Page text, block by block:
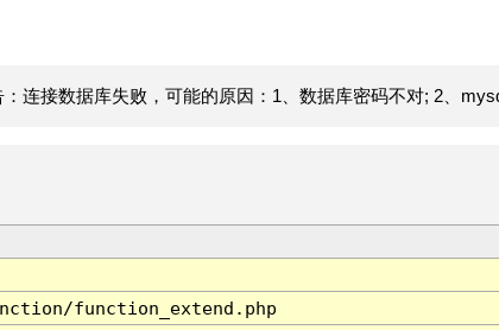
连接数据库失败，可能的原因：1、数据库密码不对; 2、
function_extend.php